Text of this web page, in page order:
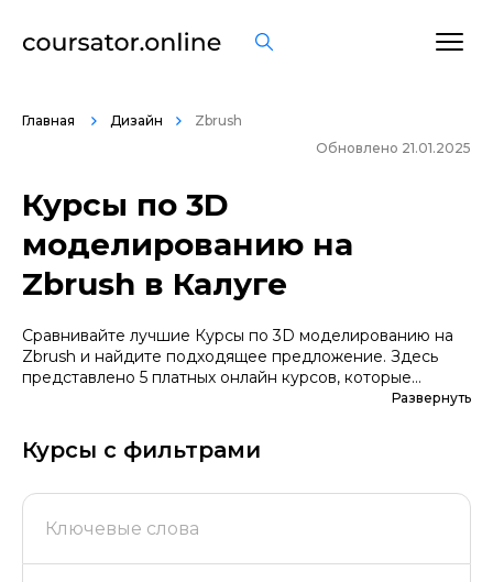
Главная Дизайн
Zbrush
Обновлено 21.01.2025
Курсы по 3D
моделированию на
Zbrush в Калуге
Сравнивайте лучшие Курсы по 3D моделированию на
Zbrush и найдите подходящее предложение. Здесь
представлено 5 платных онлайн курсов, которые
помогут вам стать грамотными специалистами. А если
попробуйте бесплатные варианты. Большой выбор
обучающих программ по цене, продолжительности,
поддерживаем информацию о всех курсах
проверенных школ в актуальном состоянии.
Развернуть
Курсы с фильтрами